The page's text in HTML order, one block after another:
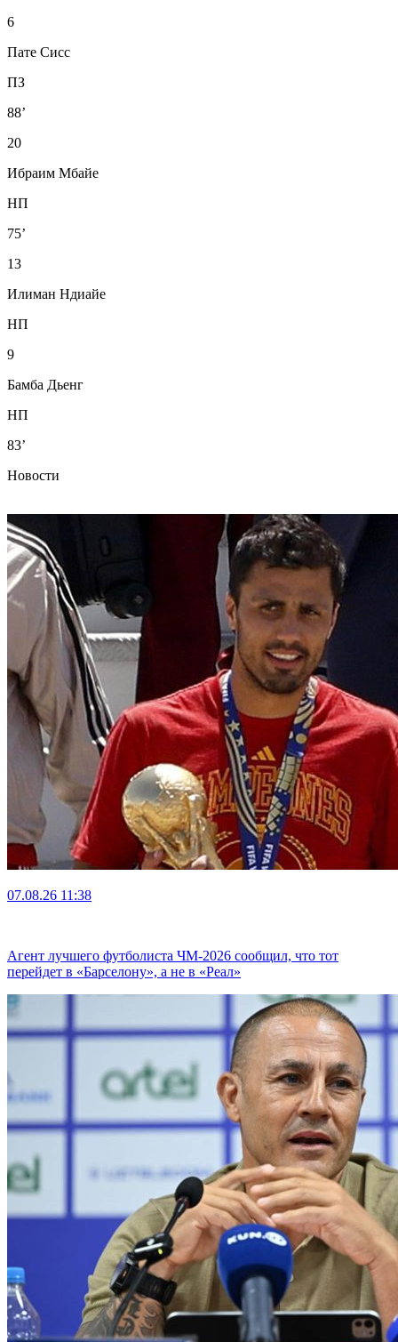
6
Пате Сисс
ПЗ
88’
20
Ибраим Мбайе
НП
75’
13
Илиман Ндиайе
НП
9
Бамба Дьенг
НП
83’
Новости
07.08.26 11:38
Агент лучшего футболиста ЧМ-2026 cообщил, что тот
перейдет в «Барселону», а не в «Реал»